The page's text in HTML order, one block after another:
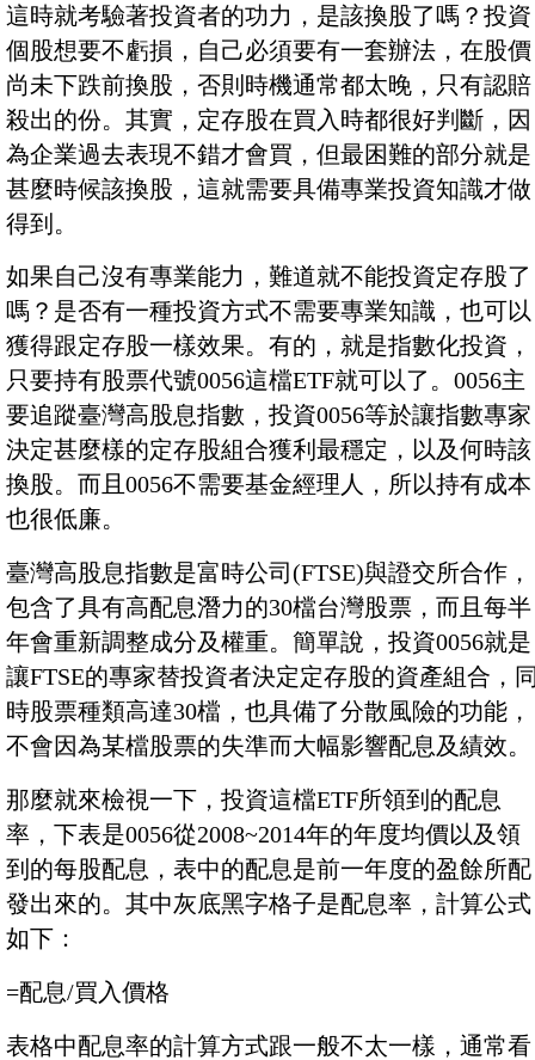
這時就考驗著投資者的功力，是該換股了嗎？投資
個股想要不虧損，自己必須要有一套辦法，在股價
尚未下跌前換股，否則時機通常都太晚，只有認賠
殺出的份。其實，定存股在買入時都很好判斷，因
為企業過去表現不錯才會買，但最困難的部分就是
甚麼時候該換股，這就需要具備專業投資知識才做
得到。
如果自己沒有專業能力，難道就不能投資定存股了
嗎？是否有一種投資方式不需要專業知識，也可以
獲得跟定存股一樣效果。有的，就是指數化投資，
只要持有股票代號0056這檔ETF就可以了。0056主
要追蹤臺灣高股息指數，投資0056等於讓指數專家
決定甚麼樣的定存股組合獲利最穩定，以及何時該
換股。而且0056不需要基金經理人，所以持有成本
也很低廉。
臺灣高股息指數是富時公司(FTSE)與證交所合作，
包含了具有高配息潛力的30檔台灣股票，而且每半
年會重新調整成分及權重。簡單說，投資0056就是
讓FTSE的專家替投資者決定定存股的資產組合，
時股票種類高達30檔，也具備了分散風險的功能，
不會因為某檔股票的失準而大幅影響配息及績效。
那麼就來檢視一下，投資這檔ETF所領到的配息
率，下表是0056從2008~2014年的年度均價以及領
到的每股配息，表中的配息是前一年度的盈餘所配
發出來的。其中灰底黑字格子是配息率，計算公式
如下：
=配息/買入價格
表格中配息率的計算方式跟一般不太一樣，通常看